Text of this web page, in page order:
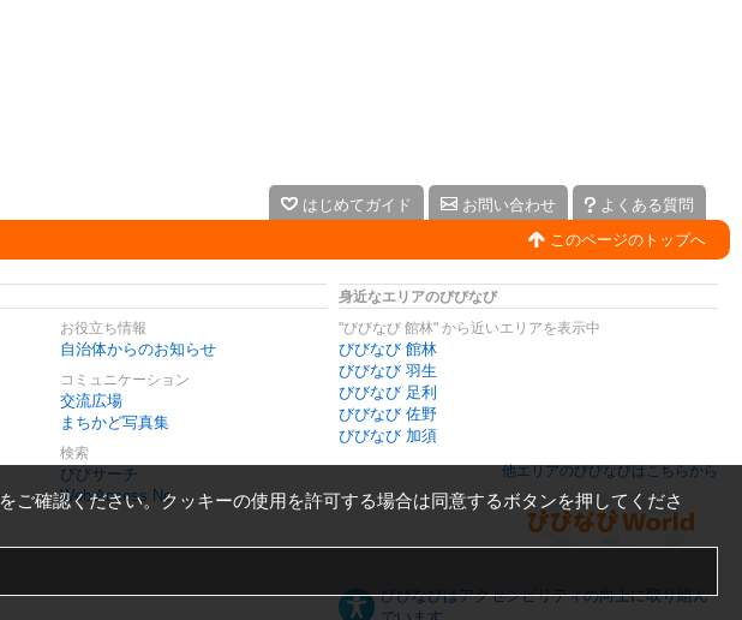
はじめてガイド お問い合わせ
よくある質問
このページのトップへ
お役立ち情報
自治体からのお知らせ
コミュニケーション
交流広場
まちかど写真集
検索
びびサーチ
Web Access No.
身近なエリアのびびなび
"びびなび 館林" から近いエリアを表示中
びびなび 館林
びびなび 羽生
びびなび 足利
びびなび 佐野
びびなび 加須
他エリアのびびなびはこちらから
びびなびはアクセシビリティの向上に取り組ん
をご確認ください。クッキーの使用を許可する場合は同意するボタンを押してくださ